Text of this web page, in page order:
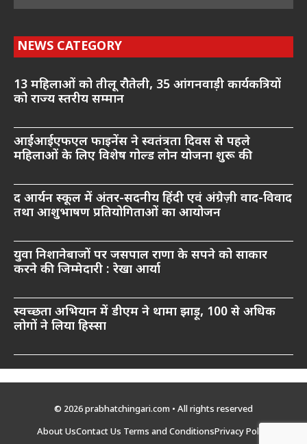
NEWS CATEGORY
13 महिलाओं को तीलू रौतेली, 35 आंगनवाड़ी कार्यकत्रियों
को राज्य स्तरीय सम्मान
आईआईएफएल फाइनेंस ने स्वतंत्रता दिवस से पहले
महिलाओं के लिए विशेष गोल्ड लोन योजना शुरू की
द आर्यन स्कूल में अंतर-सदनीय हिंदी एवं अंग्रेज़ी वाद-विवाद
तथा आशुभाषण प्रतियोगिताओं का आयोजन
युवा निशानेबाजों पर जसपाल राणा के सपने को साकार
करने की जिम्मेदारी : रेखा आर्या
स्वच्छता अभियान में डीएम ने थामा झाड़ू, 100 से अधिक
लोगों ने लिया हिस्सा
© 2026 prabhatchingari.com • All rights reserved
About UsContact Us Terms and ConditionsPrivacy Policy